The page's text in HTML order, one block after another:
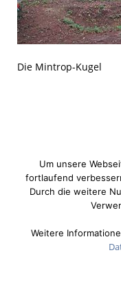
Die Mintrop-Kugel
Um unsere
fortlaufend
Durch die weitere
Weitere